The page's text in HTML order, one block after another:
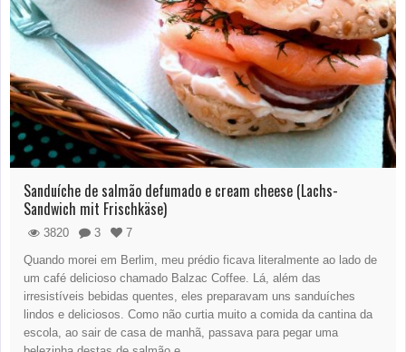
Sanduíche de salmão defumado e cream cheese (Lachs-
Sandwich mit Frischkäse)
3820 3
7
Quando morei em Berlim, meu prédio ficava literalmente ao lado de
um café delicioso chamado Balzac Coffee. Lá, além das
irresistíveis bebidas quentes, eles preparavam uns sanduíches
lindos e deliciosos. Como não curtia muito a comida da cantina da
escola, ao sair de casa de manhã, passava para pegar uma